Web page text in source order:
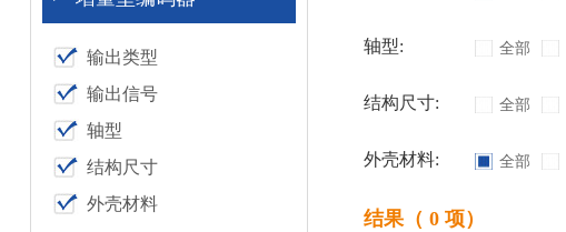
输出类型
输出信号
轴型
结构尺寸
外壳材料
轴型: 全部
结构尺寸: 全部
外壳材料: 全部
结果（ 0 项）